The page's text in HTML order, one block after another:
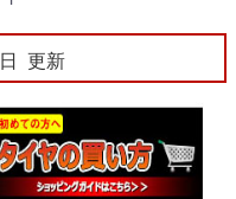
日 更新